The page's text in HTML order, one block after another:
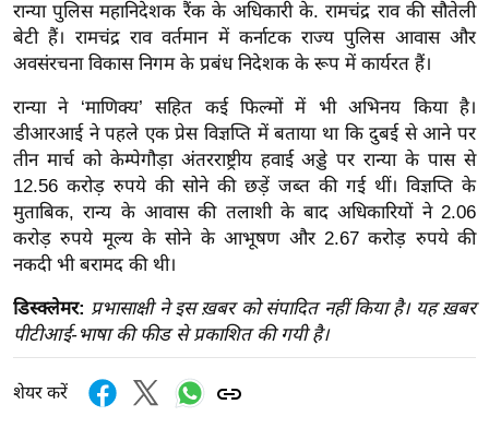
ग
इं
डि
या
सा
हि
त्य
ज
ग
त
ऑ
टो
र्ल्ड
रान्या पुलिस महानिदेशक रैंक के अधिकारी के. रामचंद्र राव की सौतेली
बेटी हैं। रामचंद्र राव वर्तमान में कर्नाटक राज्य पुलिस आवास और
अवसंरचना विकास निगम के प्रबंध निदेशक के रूप में कार्यरत हैं।
रान्या ने ‘माणिक्य’ सहित कई फिल्मों में भी अभिनय किया है।
डीआरआई ने पहले एक प्रेस विज्ञप्ति में बताया था कि दुबई से आने पर
तीन मार्च को केम्पेगौड़ा अंतरराष्ट्रीय हवाई अड्डे पर रान्या के पास से
12.56 करोड़ रुपये की सोने की छड़ें जब्त की गई थीं। विज्ञप्ति के
मुताबिक, रान्य के आवास की तलाशी के बाद अधिकारियों ने 2.06
करोड़ रुपये मूल्य के सोने के आभूषण और 2.67 करोड़ रुपये की
नकदी भी बरामद की थी।
डिस्क्लेमर: प्रभासाक्षी ने इस ख़बर को संपादित नहीं किया है। यह ख़बर
पीटीआई-भाषा की फीड से प्रकाशित की गयी है।
शेयर करें